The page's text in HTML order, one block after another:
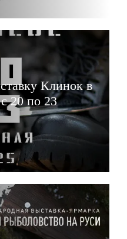
Клинок в
20 по 23